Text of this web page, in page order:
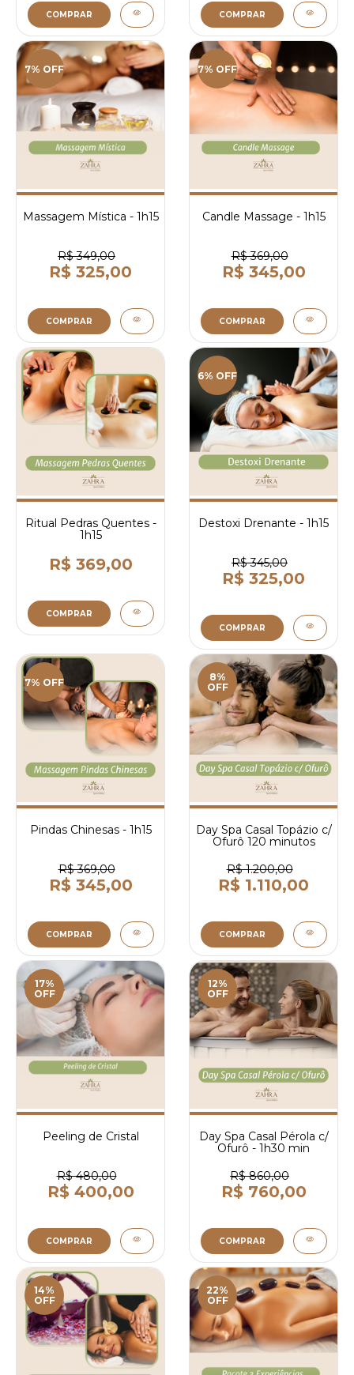
COMPRAR COMPRAR
7% OFF
Massagem Mística - 1h15
R$ 349,00
R$ 325,00
COMPRAR
7% OFF
Candle Massage - 1h15
R$ 369,00
R$ 345,00
COMPRAR
Ritual Pedras Quentes -
1h15
R$ 369,00
COMPRAR
6% OFF
Destoxi Drenante - 1h15
R$ 345,00
R$ 325,00
COMPRAR
7% OFF
Pindas Chinesas - 1h15
R$ 369,00
R$ 345,00
COMPRAR
8%
OFF
Day Spa Casal Topázio c/
Ofurô 120 minutos
R$ 1.200,00
R$ 1.110,00
COMPRAR
17%
OFF
Peeling de Cristal
R$ 480,00
R$ 400,00
COMPRAR
12%
OFF
Day Spa Casal Pérola c/
Ofurô - 1h30 min
R$ 860,00
R$ 760,00
COMPRAR
14%
OFF
22%
OFF